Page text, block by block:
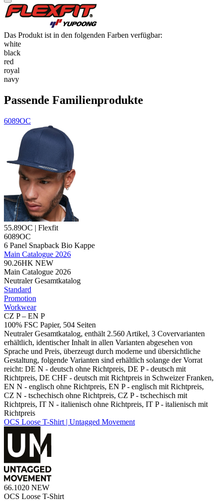
Das Produkt ist in den folgenden Farben verfügbar:
white
black
red
royal
navy
Passende Familienprodukte
6089OC
55.89OC | Flexfit
6089OC
6 Panel Snapback Bio Kappe
Main Catalogue 2026
90.26HK NEW
Main Catalogue 2026
Neutraler Gesamtkatalog
Standard
Promotion
Workwear
CZ P – EN P
100% FSC Papier, 504 Seiten
Neutraler Gesamtkatalog, enthält 2.560 Artikel, 3 Covervarianten
erhältlich, identischer Inhalt in allen Varianten abgesehen von
Sprache und Preis, überzeugt durch moderne und übersichtliche
Gestaltung, folgende Varianten sind erhältlich solange der Vorrat
reicht: DE N - deutsch ohne Richtpreis, DE P - deutsch mit
Richtpreis, DE CHF - deutsch mit Richtpreis in Schweizer Franken,
EN N - englisch ohne Richtpreis, EN P - englisch mit Richtpreis,
CZ N - tschechisch ohne Richtpreis, CZ P - tschechisch mit
Richtpreis, IT N - italienisch ohne Richtpreis, IT P - italienisch mit
Richtpreis
OCS Loose T-Shirt | Untagged Movement
66.1020 NEW
OCS Loose T-Shirt